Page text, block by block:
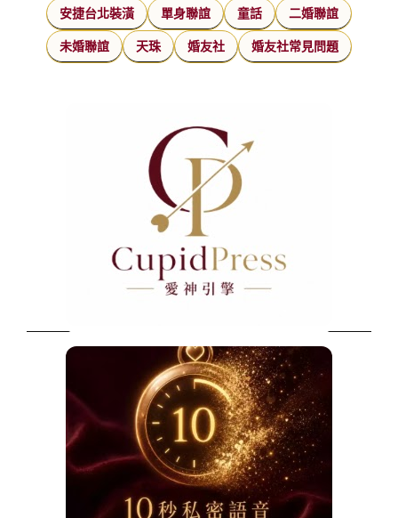
安捷台北裝潢 單身聯誼 童話 二婚聯誼
未婚聯誼 天珠 婚友社 婚友社常見問題